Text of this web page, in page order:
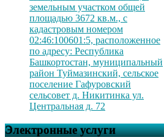
земельным участком общей
площадью 3672 кв.м., с
кадастровым номером
02:46:100601:5, расположенное
по адресу: Республика
Башкортостан, муниципальный
район Туймазинский, сельское
поселение Гафуровский
сельсовет д. Никитинка ул.
Центральная д. 72
Электронные услуги